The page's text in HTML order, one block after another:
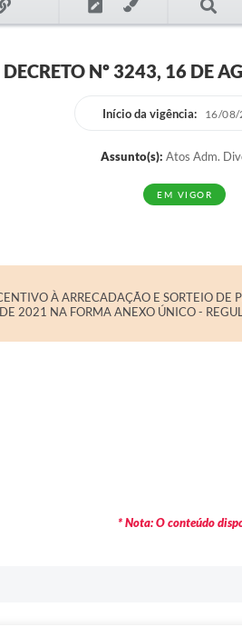
DECRETO Nº 3243, 16 DE
Início da vigência: 16/08/
Assunto(s): Atos Adm.
EM VIGOR
À ARRECADAÇÃO E SORTEIO DE
2021 NA FORMA ANEXO ÚNICO -
* Nota: O conteúdo